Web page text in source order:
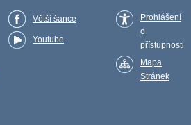
Větší šance
Youtube
Prohlášení
o
přístupnosti
Mapa
Stránek